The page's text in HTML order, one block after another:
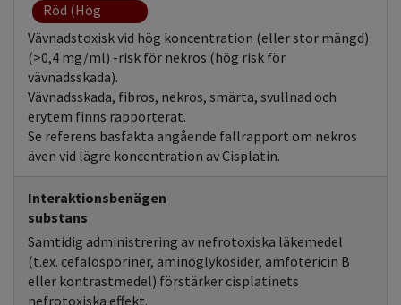
Röd (Hög
koncentration)
Vävnadstoxisk vid hög koncentration (eller stor mängd)
(>0,4 mg/ml) -risk för nekros (hög risk för
vävnadsskada).
Vävnadsskada, fibros, nekros, smärta, svullnad och
erytem finns rapporterat.
Se referens basfakta angående fallrapport om nekros
även vid lägre koncentration av Cisplatin.
Interaktionsbenägen
substans
Samtidig administrering av nefrotoxiska läkemedel
(t.ex. cefalosporiner, aminoglykosider, amfotericin B
eller kontrastmedel) förstärker cisplatinets
nefrotoxiska effekt.